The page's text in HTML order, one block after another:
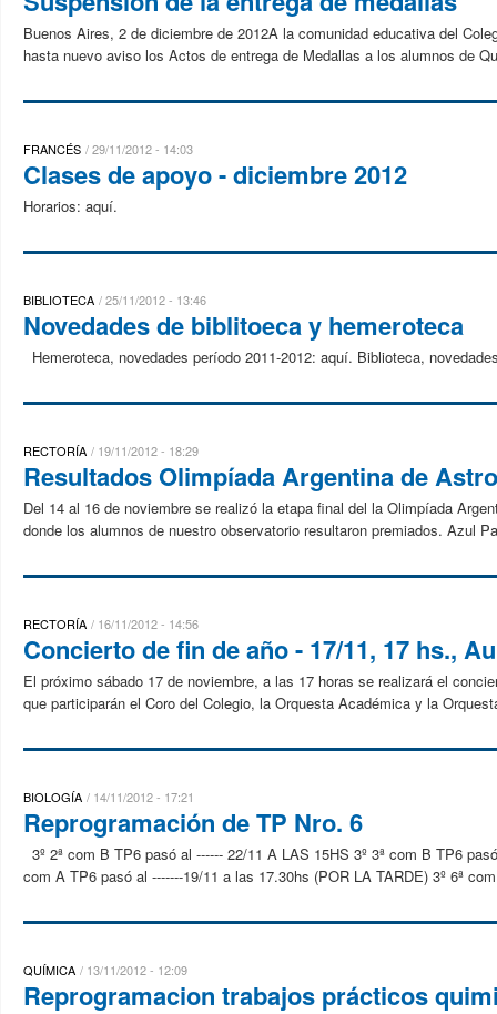
Buenos Aires, 2 de diciembre de 2012A la comunidad educativa del
hasta nuevo aviso los Actos de entrega de Medallas a los alumnos de
FRANCÉS 29/11/2012 - 14:03
Clases de apoyo - diciembre 2012
Horarios: aquí.
BIBLIOTECA 25/11/2012 - 13:46
Novedades de biblitoeca y hemeroteca
Hemeroteca, novedades período 2011-2012: aquí. Biblioteca,
RECTORÍA 19/11/2012 - 18:29
Resultados Olimpíada Argentina de
Del 14 al 16 de noviembre se realizó la etapa final del la Olimpíada
donde los alumnos de nuestro observatorio resultaron premiados. Azul
RECTORÍA 16/11/2012 - 14:56
Concierto de fin de año - 17/11, 17 hs.,
El próximo sábado 17 de noviembre, a las 17 horas se realizará el
que participarán el Coro del Colegio, la Orquesta Académica y la
BIOLOGÍA 14/11/2012 - 17:21
Reprogramación de TP Nro. 6
3º 2ª com B TP6 pasó al ------ 22/11 A LAS 15HS 3º 3ª com B TP6
com A TP6 pasó al -------19/11 a las 17.30hs (POR LA TARDE) 3º 6ª
QUÍMICA 13/11/2012 - 12:09
Reprogramacion trabajos prácticos